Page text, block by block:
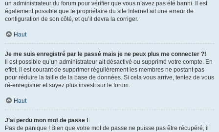
un administrateur du forum pour vérifier que vous n’avez pas été banni. Il est
également possible que le propriétaire du site Internet ait une erreur de
configuration de son côté, et qu’il devra la corriger.
Haut
Je me suis enregistré par le passé mais je ne peux plus me connecter ?!
Il est possible qu’un administrateur ait désactivé ou supprimé votre compte. En
effet, il est courant de supprimer régulièrement les membres ne postant pas
pour réduire la taille de la base de données. Si cela vous arrive, tentez de vous
ré-enregistrer et soyez plus investi sur le forum.
Haut
J’ai perdu mon mot de passe !
Pas de panique ! Bien que votre mot de passe ne puisse pas être récupéré, il